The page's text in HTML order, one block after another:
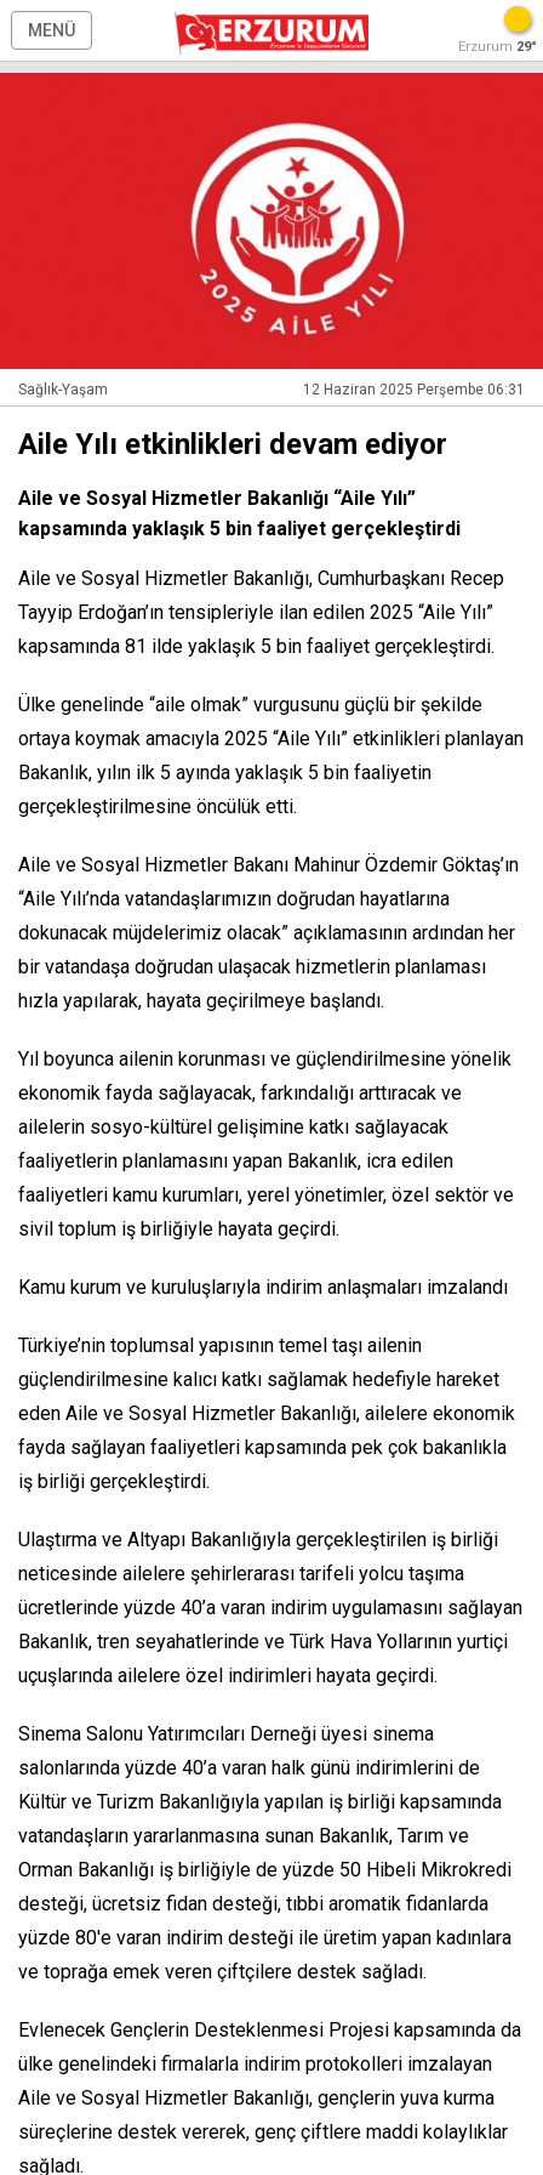
MENÜ
Erzurum 29°
Sağlık-Yaşam 12 Haziran 2025 Perşembe 06:31
Aile Yılı etkinlikleri devam ediyor
Aile ve Sosyal Hizmetler Bakanlığı “Aile Yılı”
kapsamında yaklaşık 5 bin faaliyet gerçekleştirdi
Aile ve Sosyal Hizmetler Bakanlığı, Cumhurbaşkanı Recep
Tayyip Erdoğan’ın tensipleriyle ilan edilen 2025 “Aile Yılı”
kapsamında 81 ilde yaklaşık 5 bin faaliyet gerçekleştirdi.
Ülke genelinde “aile olmak” vurgusunu güçlü bir şekilde
ortaya koymak amacıyla 2025 “Aile Yılı” etkinlikleri planlayan
Bakanlık, yılın ilk 5 ayında yaklaşık 5 bin faaliyetin
gerçekleştirilmesine öncülük etti.
Aile ve Sosyal Hizmetler Bakanı Mahinur Özdemir Göktaş’ın
“Aile Yılı’nda vatandaşlarımızın doğrudan hayatlarına
dokunacak müjdelerimiz olacak” açıklamasının ardından her
bir vatandaşa doğrudan ulaşacak hizmetlerin planlaması
hızla yapılarak, hayata geçirilmeye başlandı.
Yıl boyunca ailenin korunması ve güçlendirilmesine yönelik
ekonomik fayda sağlayacak, farkındalığı arttıracak ve
ailelerin sosyo-kültürel gelişimine katkı sağlayacak
faaliyetlerin planlamasını yapan Bakanlık, icra edilen
faaliyetleri kamu kurumları, yerel yönetimler, özel sektör ve
sivil toplum iş birliğiyle hayata geçirdi.
Kamu kurum ve kuruluşlarıyla indirim anlaşmaları imzalandı
Türkiye’nin toplumsal yapısının temel taşı ailenin
güçlendirilmesine kalıcı katkı sağlamak hedefiyle hareket
eden Aile ve Sosyal Hizmetler Bakanlığı, ailelere ekonomik
fayda sağlayan faaliyetleri kapsamında pek çok bakanlıkla
iş birliği gerçekleştirdi.
Ulaştırma ve Altyapı Bakanlığıyla gerçekleştirilen iş birliği
neticesinde ailelere şehirlerarası tarifeli yolcu taşıma
ücretlerinde yüzde 40’a varan indirim uygulamasını sağlayan
Bakanlık, tren seyahatlerinde ve Türk Hava Yollarının yurtiçi
uçuşlarında ailelere özel indirimleri hayata geçirdi.
Sinema Salonu Yatırımcıları Derneği üyesi sinema
salonlarında yüzde 40’a varan halk günü indirimlerini de
Kültür ve Turizm Bakanlığıyla yapılan iş birliği kapsamında
vatandaşların yararlanmasına sunan Bakanlık, Tarım ve
Orman Bakanlığı iş birliğiyle de yüzde 50 Hibeli Mikrokredi
desteği, ücretsiz fidan desteği, tıbbi aromatik fidanlarda
yüzde 80'e varan indirim desteği ile üretim yapan kadınlara
ve toprağa emek veren çiftçilere destek sağladı.
Evlenecek Gençlerin Desteklenmesi Projesi kapsamında da
ülke genelindeki firmalarla indirim protokolleri imzalayan
Aile ve Sosyal Hizmetler Bakanlığı, gençlerin yuva kurma
süreçlerine destek vererek, genç çiftlere maddi kolaylıklar
sağladı.